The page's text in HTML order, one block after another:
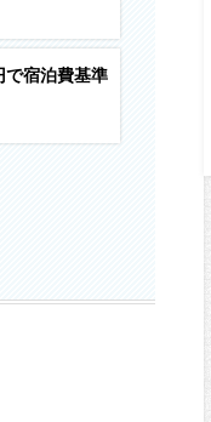
で宿泊費基準